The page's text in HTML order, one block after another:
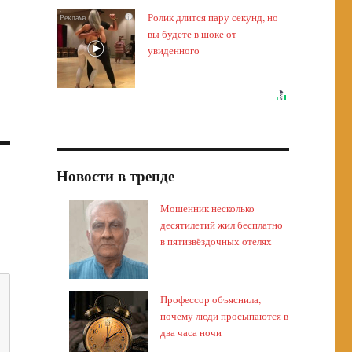
i
Ролик длится пару секунд, но
вы будете в шоке от
увиденного
Новости в тренде
Мошенник несколько
десятилетий жил бесплатно
в пятизвёздочных отелях
Профессор объяснила,
почему люди просыпаются в
два часа ночи